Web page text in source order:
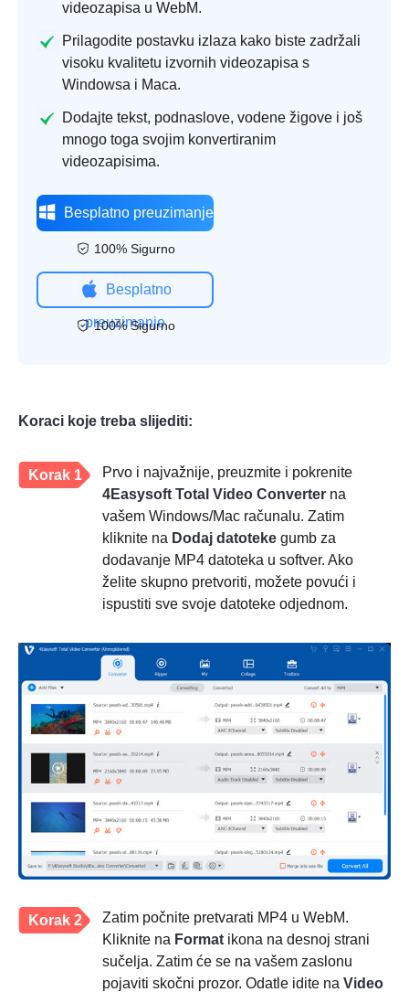
videozapisa u WebM.
Prilagodite postavku izlaza kako biste zadržali
visoku kvalitetu izvornih videozapisa s
Windowsa i Maca.
Dodajte tekst, podnaslove, vodene žigove i još
mnogo toga svojim konvertiranim
videozapisima.
Besplatno preuzimanje
100% Sigurno
Besplatno
preuzimanje
100% Sigurno
Koraci koje treba slijediti:
Korak 1
Prvo i najvažnije, preuzmite i pokrenite
4Easysoft Total Video Converter na
vašem Windows/Mac računalu. Zatim
kliknite na Dodaj datoteke gumb za
dodavanje MP4 datoteka u softver. Ako
želite skupno pretvoriti, možete povući i
ispustiti sve svoje datoteke odjednom.
Korak 2
Zatim počnite pretvarati MP4 u WebM.
Kliknite na Format ikona na desnoj strani
sučelja. Zatim će se na vašem zaslonu
pojaviti skočni prozor. Odatle idite na Video